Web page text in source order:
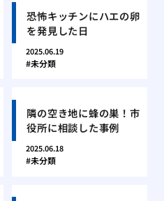
恐怖キッチンにハエの卵
を発見した日
2025.06.19
未分類
隣の空き地に蜂の巣！市
役所に相談した事例
2025.06.18
未分類